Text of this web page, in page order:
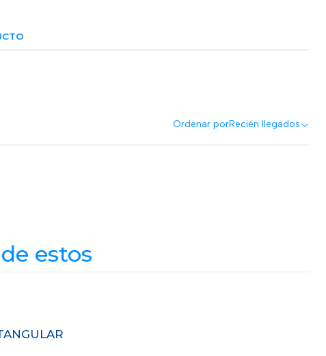
Ordenar porRecién llegados
estos